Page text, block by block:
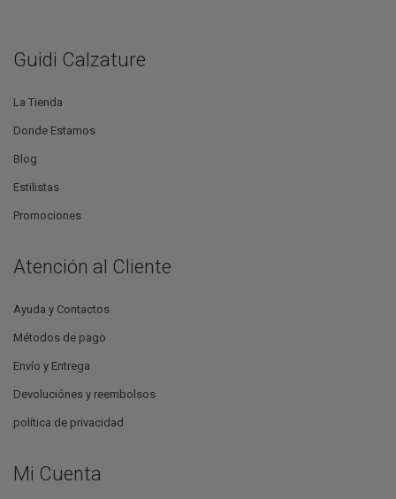
Guidi Calzature
La Tienda
Donde Estamos
Blog
Estilistas
Promociones
Atención al Cliente
Ayuda y Contactos
Métodos de pago
Envío y Entrega
Devoluciónes y reembolsos
política de privacidad
Mi Cuenta